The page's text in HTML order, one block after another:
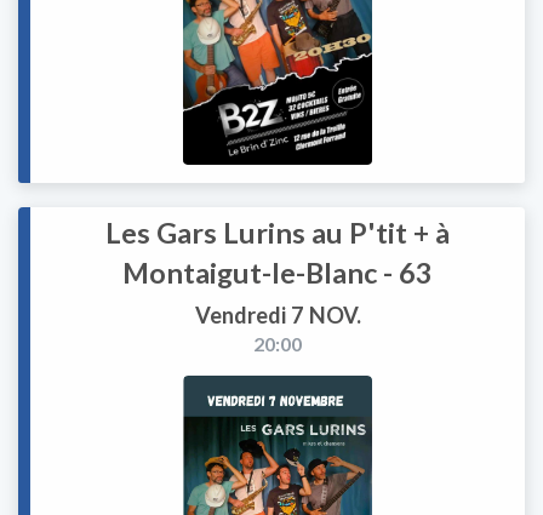
Les Gars Lurins au P'tit + à
Montaigut-le-Blanc - 63
Vendredi 7 NOV.
20:00